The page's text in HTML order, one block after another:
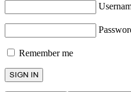
Remember me
SIGN IN